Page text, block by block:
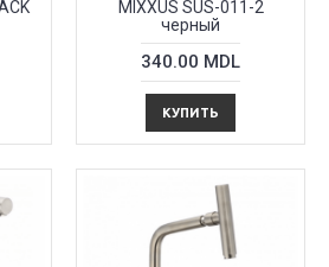
MIXXUS SUS-011-2
черный
340.00 MDL
КУПИТЬ